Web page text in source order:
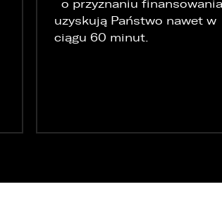
o przyznaniu finansowania
uzyskują Państwo nawet w
ciągu 60 minut.